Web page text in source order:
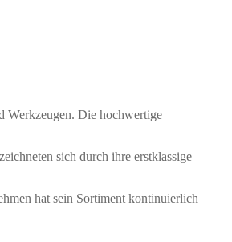
Werkzeugen. Die hochwertige
sich durch ihre erstklassige
hat sein Sortiment kontinuierlich